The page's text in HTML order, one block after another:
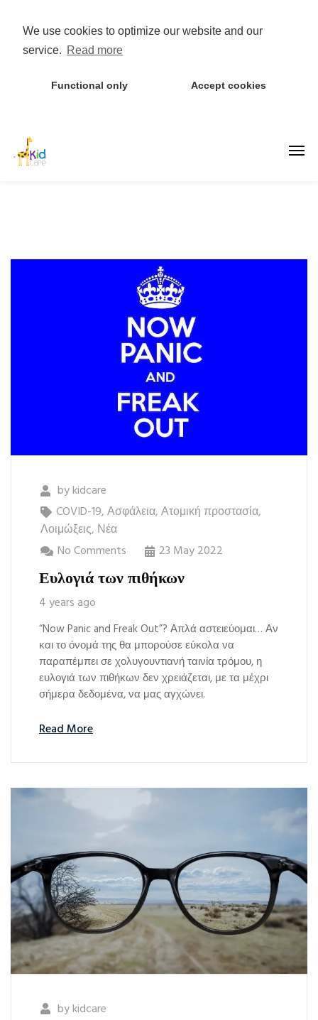
We use cookies to optimize our website and our
service. Read more
Functional only Accept cookies
bykidcare
COVID-19,Ασφάλεια,Ατομική προστασία,
Λοιμώξεις, Νέα
No Comments
23 May 2022
Ευλογιά των πιθήκων
4 years ago
“Now Panic and Freak Out”? Απλά αστειεύομαι… Αν
και το όνομά της θα μπορούσε εύκολα να
παραπέμπει σε χολυγουντιανή ταινία τρόμου, η
ευλογιά των πιθήκων δεν χρειάζεται, με τα μέχρι
σήμερα δεδομένα, να μας αγχώνει.
Read More
bykidcare